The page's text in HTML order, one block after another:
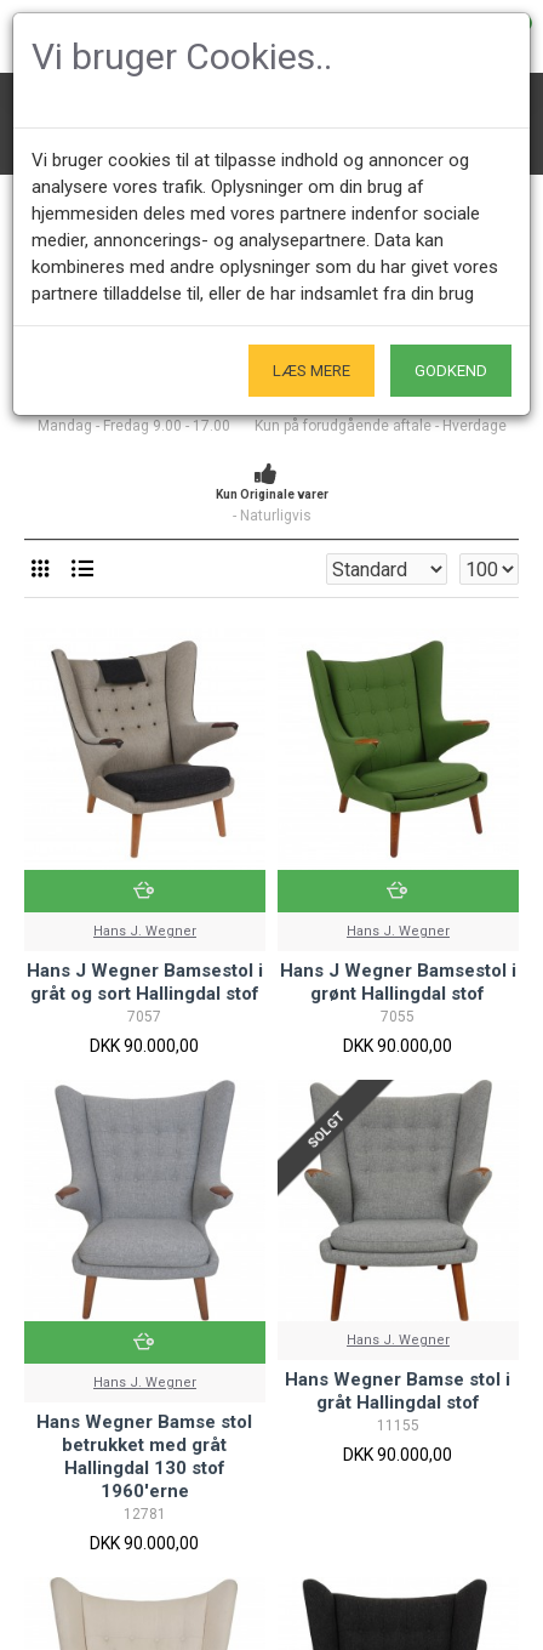
Bamsestol
Her finder du vores udvalg af brugte Wegner Bamsestole,
både Nypolstret og original betrukket stole. Vi har Wegner
bamsestole i forskellige varianter og farver af Hallingdal stof.
Mandag - Fredag 9.00 - 17.00 Kun på forudgående aftale - Hverdage
Kun Originale varer
- Naturligvis
Hans J. Wegner
Hans J Wegner Bamsestol i
gråt og sort Hallingdal stof
7057
DKK 90.000,00
Hans J. Wegner
Hans J Wegner Bamsestol i
grønt Hallingdal stof
7055
DKK 90.000,00
Hans J. Wegner
Hans Wegner Bamse stol
betrukket med gråt
Hallingdal 130 stof
1960'erne
12781
DKK 90.000,00
SOLGT
Hans J. Wegner
Hans Wegner Bamse stol i
gråt Hallingdal stof
11155
DKK 90.000,00
Vi bruger Cookies..
Vi bruger cookies til at tilpasse indhold og annoncer og
analysere vores trafik. Oplysninger om din brug af
hjemmesiden deles med vores partnere indenfor sociale
medier, annoncerings- og analysepartnere. Data kan
kombineres med andre oplysninger som du har givet vores
partnere tilladdelse til, eller de har indsamlet fra din brug
LÆS MERE GODKEND